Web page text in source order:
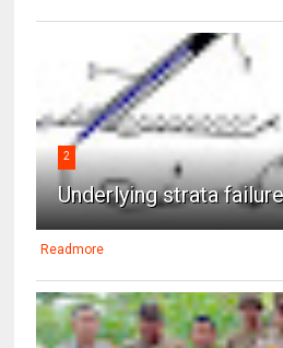
2
Underlying strata
Readmore